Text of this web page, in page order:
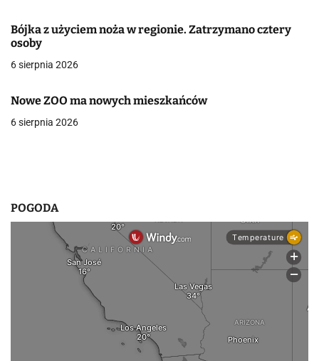
a
w
i
Bójka z użyciem noża w regionie. Zatrzymano cztery
osoby
6 sierpnia 2026
Nowe ZOO ma nowych mieszkańców
6 sierpnia 2026
POGODA